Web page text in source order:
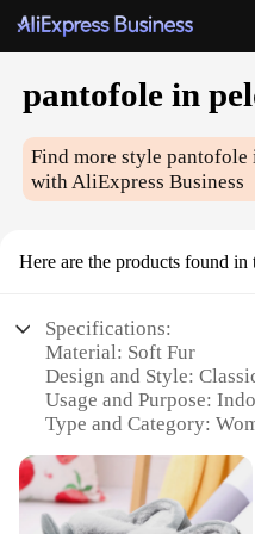
pantofole in
Find more stylepantofole
with AliExpress Business
Here are the products found in
Specifications:
Material: Soft Fur
Design and Style:
Usage and Purpose:
Type and Category:
Parts and Accessories:
Coordinated Look